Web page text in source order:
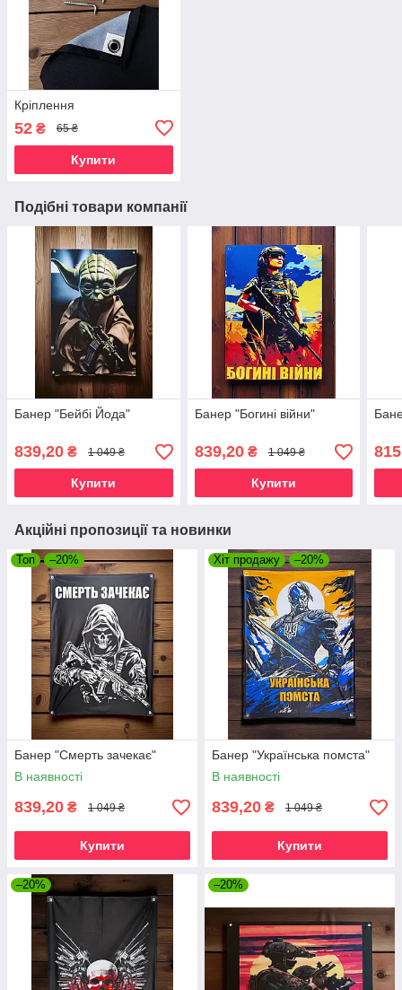
Кріплення
52 ₴ 65 ₴
Купити
Подібні товари компанії
Банер "Бейбі Йода"
839,20 ₴ 1 049 ₴
Купити
Банер "Богині війни"
839,20₴ 1 049 ₴
Купити
Акційні пропозиції та новинки
Топ –20%
Банер "Смерть зачекає"
В наявності
839,20 ₴ 1 049 ₴
Купити
Хіт продажу –20%
Банер "Українська помста"
В наявності
839,20 ₴ 1 049 ₴
Купити
–20% –20%